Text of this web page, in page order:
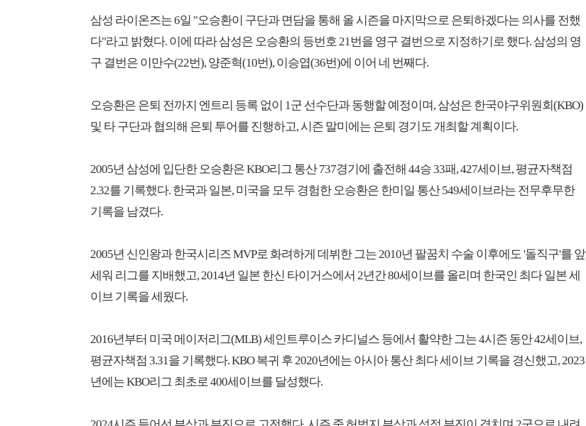
삼성 라이온즈는 6일 "오승환이 구단과 면담을 통해 올 시즌을 마지막으로 은퇴하겠다는 의사를 전했
다"라고 밝혔다. 이에 따라 삼성은 오승환의 등번호 21번을 영구 결번으로 지정하기로 했다. 삼성의 영
구 결번은 이만수(22번), 양준혁(10번), 이승엽(36번)에 이어 네 번째다.
오승환은 은퇴 전까지 엔트리 등록 없이 1군 선수단과 동행할 예정이며, 삼성은 한국야구위원회(KBO)
및 타 구단과 협의해 은퇴 투어를 진행하고, 시즌 말미에는 은퇴 경기도 개최할 계획이다.
2005년 삼성에 입단한 오승환은 KBO리그 통산 737경기에 출전해 44승 33패, 427세이브, 평균자책점
2.32를 기록했다. 한국과 일본, 미국을 모두 경험한 오승환은 한미일 통산 549세이브라는 전무후무한
기록을 남겼다.
2005년 신인왕과 한국시리즈 MVP로 화려하게 데뷔한 그는 2010년 팔꿈치 수술 이후에도 '돌직구'를 앞
세워 리그를 지배했고, 2014년 일본 한신 타이거스에서 2년간 80세이브를 올리며 한국인 최다 일본 세
이브 기록을 세웠다.
2016년부터 미국 메이저리그(MLB) 세인트루이스 카디널스 등에서 활약한 그는 4시즌 동안 42세이브,
평균자책점 3.31을 기록했다. KBO 복귀 후 2020년에는 아시아 통산 최다 세이브 기록을 경신했고, 2023
년에는 KBO리그 최초로 400세이브를 달성했다.